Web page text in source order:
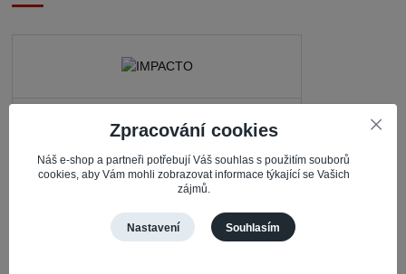
735 81 Bohumín – Nový Bohumín
Zpracování cookies
Náš e-shop a partneři potřebují Váš souhlas s použitím souborů
cookies, aby Vám mohli zobrazovat informace týkající se Vašich
zájmů.
Nastavení Souhlasím